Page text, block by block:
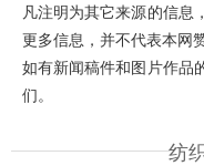
凡注明为其它来源的信息
更多信息，并不代表本网
如有新闻稿件和图片作品
们。
纺